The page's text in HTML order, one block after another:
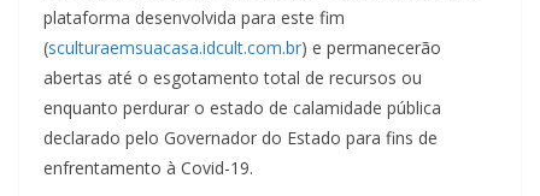
e
a
u
m
c
plataforma desenvolvida para este fim
(sculturaemsuacasa.idcult.com.br) e permanecerão
abertas até o esgotamento total de recursos ou
enquanto perdurar o estado de calamidade pública
declarado pelo Governador do Estado para fins de
enfrentamento à Covid-19.